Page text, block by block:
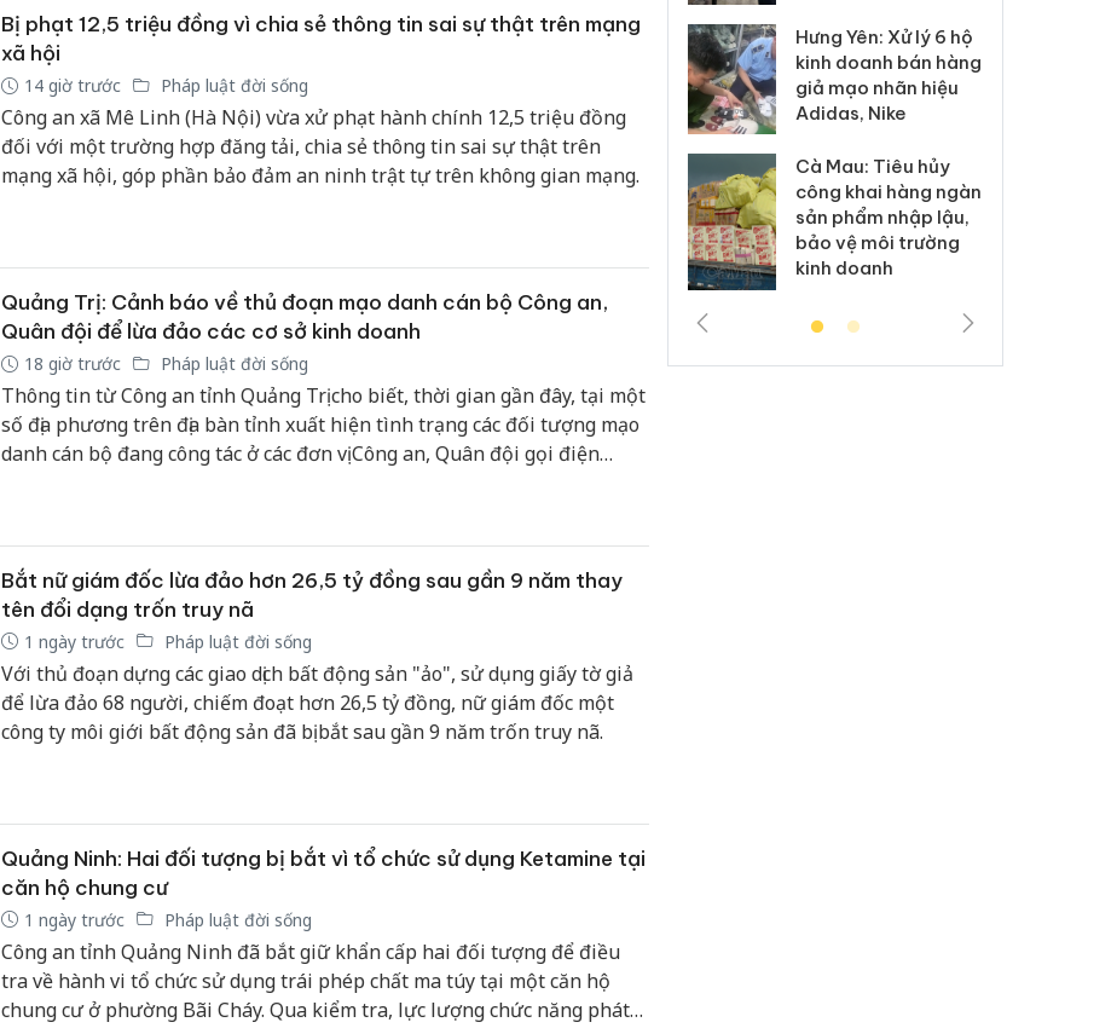
Bị phạt 12,5 triệu đồng vì chia sẻ thông tin sai sự thật trên mạng
xã hội
14 giờ trước Pháp luật đời sống
Công an xã Mê Linh (Hà Nội) vừa xử phạt hành chính 12,5 triệu đồng
đối với một trường hợp đăng tải, chia sẻ thông tin sai sự thật trên
mạng xã hội, góp phần bảo đảm an ninh trật tự trên không gian mạng.
Quảng Trị: Cảnh báo về thủ đoạn mạo danh cán bộ Công an,
Quân đội để lừa đảo các cơ sở kinh doanh
18 giờ trước Pháp luật đời sống
Thông tin từ Công an tỉnh Quảng Trị cho biết, thời gian gần đây, tại một
số địa phương trên địa bàn tỉnh xuất hiện tình trạng các đối tượng mạo
danh cán bộ đang công tác ở các đơn vị Công an, Quân đội gọi điện
Bắt nữ giám đốc lừa đảo hơn 26,5 tỷ đồng sau gần 9 năm thay
tên đổi dạng trốn truy nã
1 ngày trước Pháp luật đời sống
Với thủ đoạn dựng các giao dịch bất động sản "ảo", sử dụng giấy tờ giả
để lừa đảo 68 người, chiếm đoạt hơn 26,5 tỷ đồng, nữ giám đốc một
công ty môi giới bất động sản đã bị bắt sau gần 9 năm trốn truy nã.
Quảng Ninh: Hai đối tượng bị bắt vì tổ chức sử dụng Ketamine tại
căn hộ chung cư
1 ngày trước Pháp luật đời sống
Công an tỉnh Quảng Ninh đã bắt giữ khẩn cấp hai đối tượng để điều
tra về hành vi tổ chức sử dụng trái phép chất ma túy tại một căn hộ
chung cư ở phường Bãi Cháy. Qua kiểm tra, lực lượng chức năng phát
Thanh Hóa: Tìm bị
Moyuum giả
An Giang: Đối tượng
Hưng Yên: Xử lý 6 hộ
kinh doanh bán hàng
giả mạo nhãn hiệu
Adidas, Nike
Cà Mau: Tiêu hủy
công khai hàng ngàn
sản phẩm nhập lậu,
bảo vệ môi trường
kinh doanh